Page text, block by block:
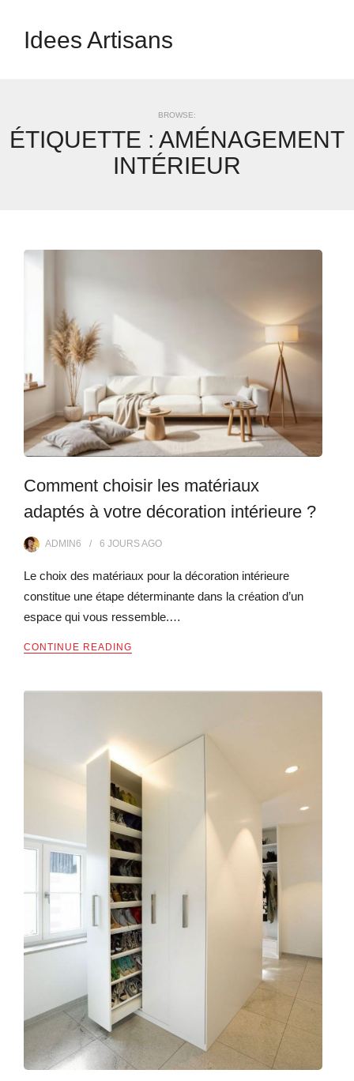
Idees Artisans
BROWSE:
ÉTIQUETTE : AMÉNAGEMENT
INTÉRIEUR
Comment choisir les matériaux
adaptés à votre décoration intérieure ?
ADMIN6 6 JOURSAGO
Le choix des matériaux pour la décoration intérieure
constitue une étape déterminante dans la création d’un
espace qui vous ressemble.…
CONTINUE READING